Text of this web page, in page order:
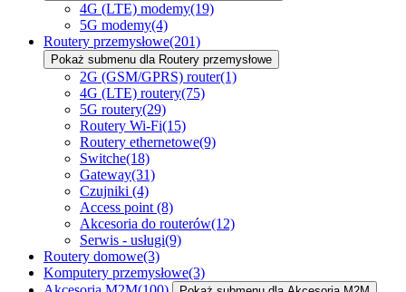
4G (LTE) modemy(19)
5G modemy(4)
Routery przemysłowe(201)
Pokaż submenu dla Routery przemysłowe
2G (GSM/GPRS) router(1)
4G (LTE) routery(75)
5G routery(29)
Routery Wi-Fi(15)
Routery ethernetowe(9)
Switche(18)
Gateway(31)
Czujniki (4)
Access point (8)
Akcesoria do routerów(12)
Serwis - usługi(9)
Routery domowe(3)
Komputery przemysłowe(3)